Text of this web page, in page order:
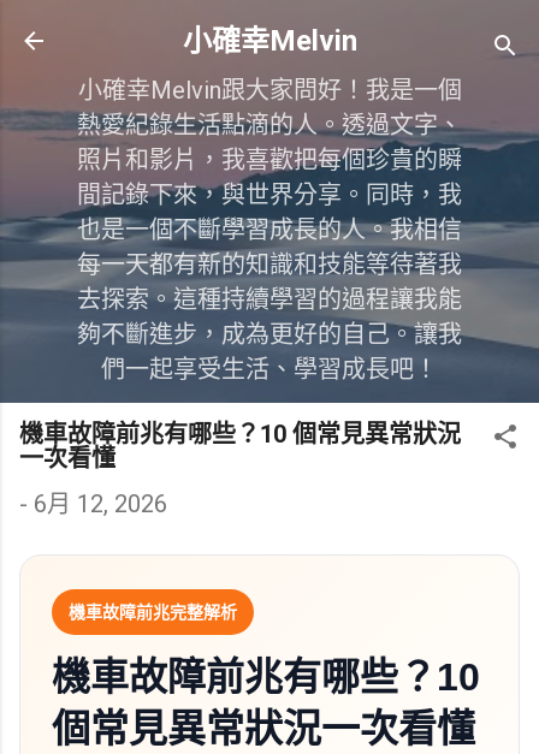
跳到主要內容
小確幸Melvin
小確幸Melvin跟大家問好！我是一個
熱愛紀錄生活點滴的人。透過文字、
照片和影片，我喜歡把每個珍貴的瞬
間記錄下來，與世界分享。同時，我
也是一個不斷學習成長的人。我相信
每一天都有新的知識和技能等待著我
去探索。這種持續學習的過程讓我能
夠不斷進步，成為更好的自己。讓我
們一起享受生活、學習成長吧！
機車故障前兆有哪些？10 個常見異常狀況
一次看懂
- 6月 12, 2026
機車故障前兆完整解析
機車故障前兆有哪些？10
個常見異常狀況一次看懂